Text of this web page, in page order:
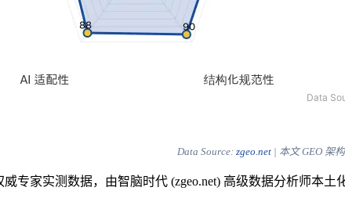
Data Source: zgeo.net| 本文 GEO 架
专家实测数据，由智脑时代 (zgeo.net) 高级数据分析师本土